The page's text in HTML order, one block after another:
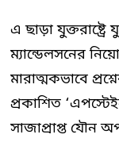
এ ছাড়া যুক্তরাষ্ট্রে
ম্যান্ডেলসনের
মারাত্মকভাবে
প্রকাশিত
সাজাপ্রাপ্ত যৌন